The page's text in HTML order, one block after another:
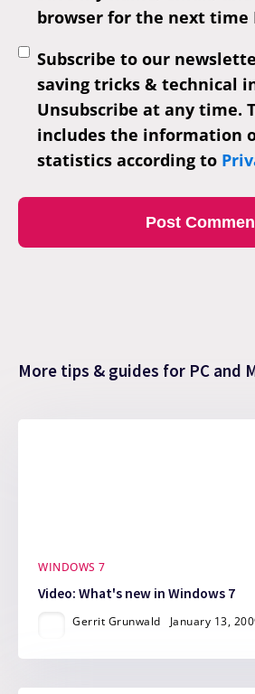
browser for the next time
Subscribe to our
saving tricks & technical
Unsubscribe at any time.
includes the information
statistics according to
More tips & guides for PC and
WINDOWS 7
Video: What's new in Windows 7
Gerrit Grunwald January 13,